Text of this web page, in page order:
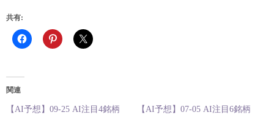
共有:
関連
【AI予想】09-25 AI注目4銘柄
【AI予想】07-05 AI注目6銘柄